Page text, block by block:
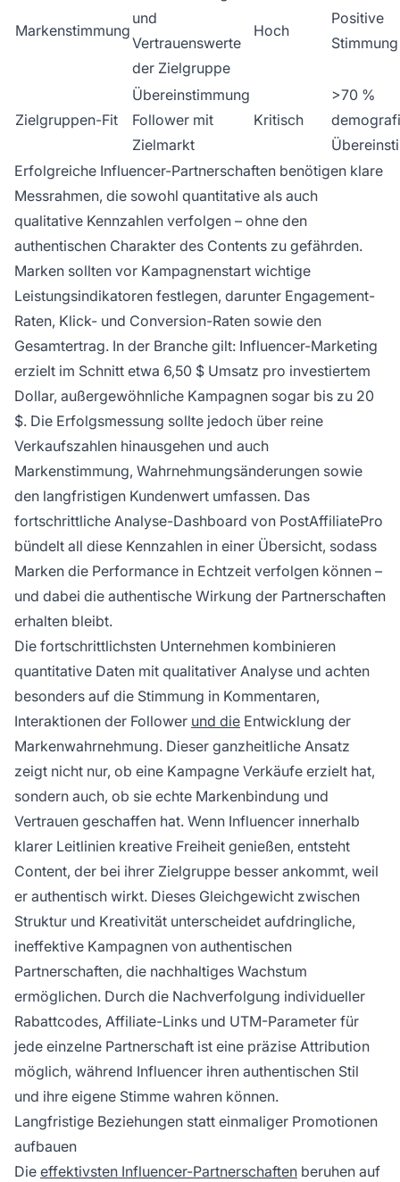
Markenstimmung
und
Vertrauenswerte
der Zielgruppe
Hoch
Positive
Zielgruppen-Fit
Übereinstimmung
Follower mit
Zielmarkt
Kritisch
>70 %
Erfolgreiche Influencer-Partnerschaften benötigen klare
Messrahmen, die sowohl quantitative als auch
qualitative Kennzahlen verfolgen – ohne den
authentischen Charakter des Contents zu gefährden.
Marken sollten vor Kampagnenstart wichtige
Leistungsindikatoren festlegen, darunter Engagement-
Raten, Klick- und Conversion-Raten sowie den
Gesamtertrag. In der Branche gilt: Influencer-Marketing
erzielt im Schnitt etwa 6,50 $ Umsatz pro investiertem
Dollar, außergewöhnliche Kampagnen sogar bis zu 20
$. Die Erfolgsmessung sollte jedoch über reine
Verkaufszahlen hinausgehen und auch
Markenstimmung, Wahrnehmungsänderungen sowie
den langfristigen Kundenwert umfassen. Das
fortschrittliche Analyse-Dashboard von PostAffiliatePro
bündelt all diese Kennzahlen in einer Übersicht, sodass
Marken die Performance in Echtzeit verfolgen können –
und dabei die authentische Wirkung der Partnerschaften
erhalten bleibt.
Die fortschrittlichsten Unternehmen kombinieren
quantitative Daten mit qualitativer Analyse und achten
besonders auf die Stimmung in Kommentaren,
Interaktionen der Follower und die Entwicklung der
Markenwahrnehmung. Dieser ganzheitliche Ansatz
zeigt nicht nur, ob eine Kampagne Verkäufe erzielt hat,
sondern auch, ob sie echte Markenbindung und
Vertrauen geschaffen hat. Wenn Influencer innerhalb
klarer Leitlinien kreative Freiheit genießen, entsteht
Content, der bei ihrer Zielgruppe besser ankommt, weil
er authentisch wirkt. Dieses Gleichgewicht zwischen
Struktur und Kreativität unterscheidet aufdringliche,
ineffektive Kampagnen von authentischen
Partnerschaften, die nachhaltiges Wachstum
ermöglichen. Durch die Nachverfolgung individueller
Rabattcodes, Affiliate-Links und UTM-Parameter für
jede einzelne Partnerschaft ist eine präzise Attribution
möglich, während Influencer ihren authentischen Stil
und ihre eigene Stimme wahren können.
Langfristige Beziehungen statt einmaliger Promotionen
aufbauen
Die effektivsten Influencer-Partnerschaften beruhen auf